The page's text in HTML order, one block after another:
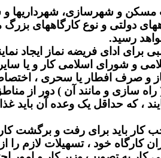
دولتی و نوع کارگاههای
رسید.
برای ادای فریضه نماز
و شورای اسلامی کار و یا سایر
و صرف افطار یا سحری ،
( راه سازی و مانند آن ) دور
، که حداقل یک وعده آن باید